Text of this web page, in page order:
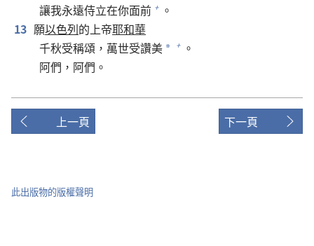
讓我永遠侍立在你面前 + 。
13 願以色列的上帝耶和華
千秋受稱頌，萬世受讚美 * + 。
阿們，阿們。
上一頁 下一頁
此出版物的版權聲明